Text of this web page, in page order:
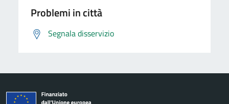
Problemi in città
Segnala disservizio